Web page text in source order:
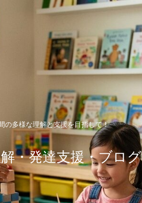
の多様な理解と支援を目指して！
・発達支援・ブログ